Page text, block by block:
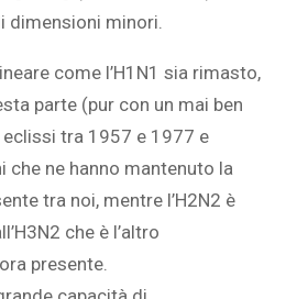
dimensioni minori.
come l’H1N1 sia rimasto,
parte (pur con un mai ben
tra 1957 e 1977 e
che ne hanno mantenuto la
tra noi, mentre l’H2N2 è
che è l’altro
presente.